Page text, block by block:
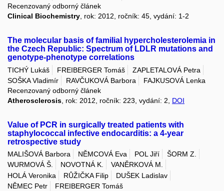
Recenzovaný odborný článek
Clinical Biochemistry, rok: 2012, ročník: 45, vydání: 1-2
The molecular basis of familial hypercholesterolemia in
the Czech Republic: Spectrum of LDLR mutations and
genotype-phenotype correlations
TICHÝ Lukáš FREIBERGER Tomáš
ZAPLETALOVÁ Petra
SOŠKA Vladimír
RAVČUKOVÁ Barbora
FAJKUSOVÁ Lenka
Recenzovaný odborný článek
Atherosclerosis , rok: 2012, ročník: 223, vydání: 2, DOI
Value of PCR in surgically treated patients with
staphylococcal infective endocarditis: a 4-year
retrospective study
MALIŠOVÁ Barbora NĚMCOVÁ Eva POL Jiří
ŠORM Z.
WURMOVÁ Š.
NOVOTNÁ K.
VANĚRKOVÁ M.
HOLÁ Veronika
RŮŽIČKA Filip
DUŠEK Ladislav
NĚMEC Petr
FREIBERGER Tomáš